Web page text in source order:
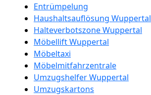
Entrümpelung
Haushaltsauflösung Wuppertal
Halteverbotszone Wuppertal
Möbellift Wuppertal
Möbeltaxi
Möbelmitfahrzentrale
Umzugshelfer Wuppertal
Umzugskartons